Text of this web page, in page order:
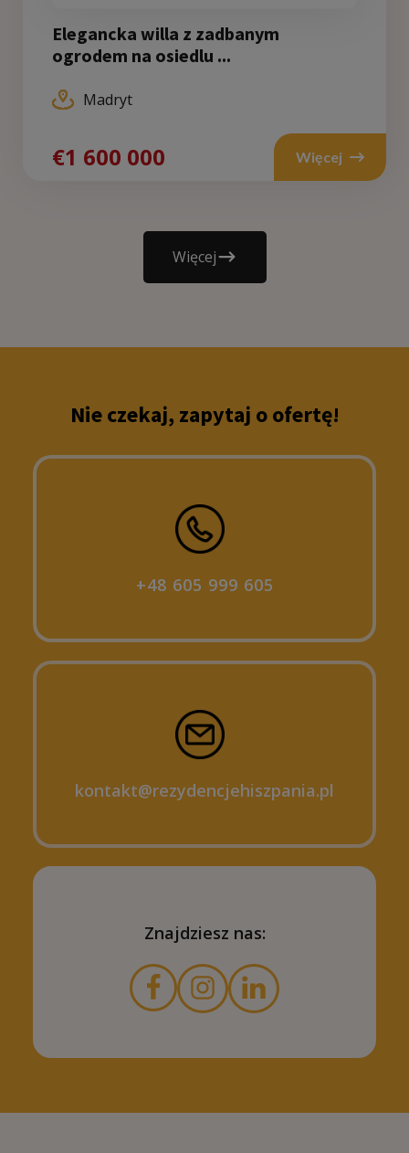
Elegancka willa z zadbanym
ogrodem na osiedlu ...
Madryt
€1 600 000 Więcej
Więcej
Nie czekaj, zapytaj o ofertę!
+48 605 999 605
kontakt@rezydencjehiszpania.pl
Znajdziesz nas: